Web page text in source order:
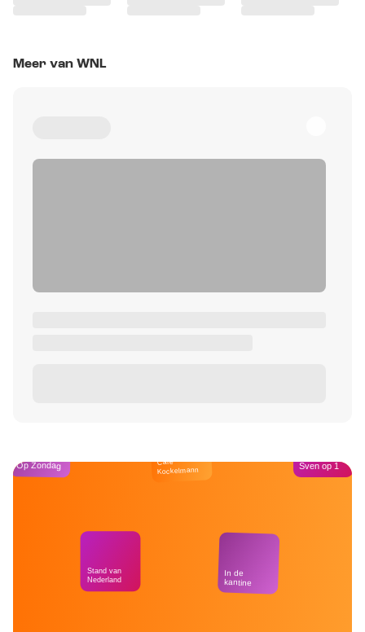
Meer van WNL
Op Zondag
Stand van
Nederland
Café
Kockelmann
In de
kantine
Sven op 1